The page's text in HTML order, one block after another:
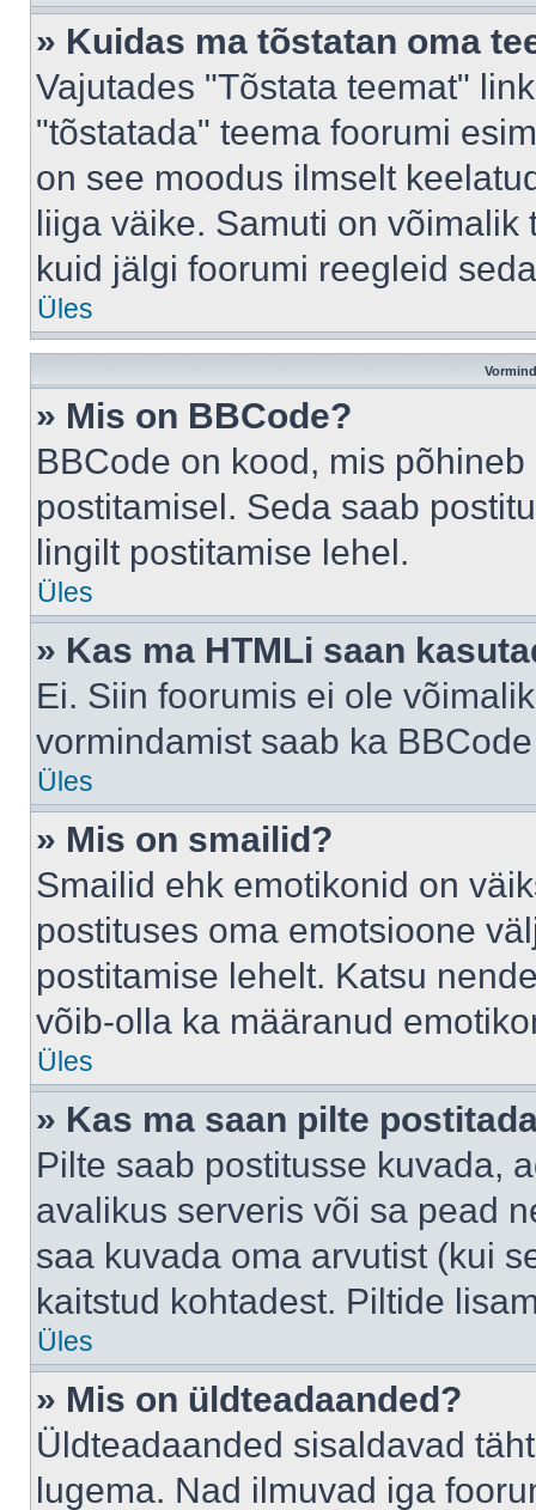
» Kuidas ma tõstatan oma
Vajutades "Tõstata teemat"
"tõstatada" teema foorumi
on see moodus ilmselt
liiga väike. Samuti on
kuid jälgi foorumi reegleid
Üles
» Mis on BBCode?
BBCode on kood, mis
postitamisel. Seda saab
lingilt postitamise lehel.
Üles
» Kas ma HTMLi saan
Ei. Siin foorumis ei ole
vormindamist saab ka
Üles
» Mis on smailid?
Smailid ehk emotikonid on
postituses oma emotsioone
postitamise lehelt. Katsu
võib-olla ka määranud
Üles
» Kas ma saan pilte
Pilte saab postitusse kuvada,
avalikus serveris või sa pead
saa kuvada oma arvutist (kui
kaitstud kohtadest. Piltide
Üles
» Mis on üldteadaanded?
Üldteadaanded sisaldavad
lugema. Nad ilmuvad iga